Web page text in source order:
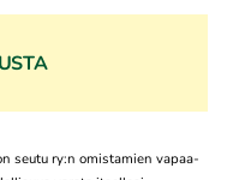
seutu ry:n omistamien vapaa-